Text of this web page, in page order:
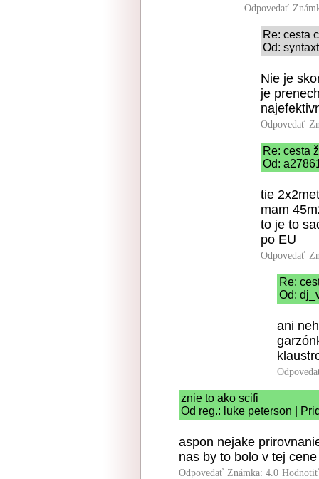
Odpovedať
Re: cesta
Od:
Nie je
je
Odpovedať
Re: cesta
Od:
tie
mam
to je to
po EU
Odpovedať
Re:
Od:
ani
znie to ako scifi
Od reg.: luke peterson |
aspon nejake
nas by to bolo v tej
Odpovedať Známka: 4.0